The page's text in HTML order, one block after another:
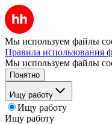
Мы используем файлы
Правила использования
Мы используем файлы
Понятно
Ищу работу
Ищу работу
Ищу работу